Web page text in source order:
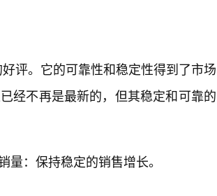
评。它的可靠性和稳定性得到了市场
经不再是最新的，但其稳定和可靠的
：保持稳定的销售增长。